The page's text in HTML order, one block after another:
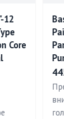
12
Core